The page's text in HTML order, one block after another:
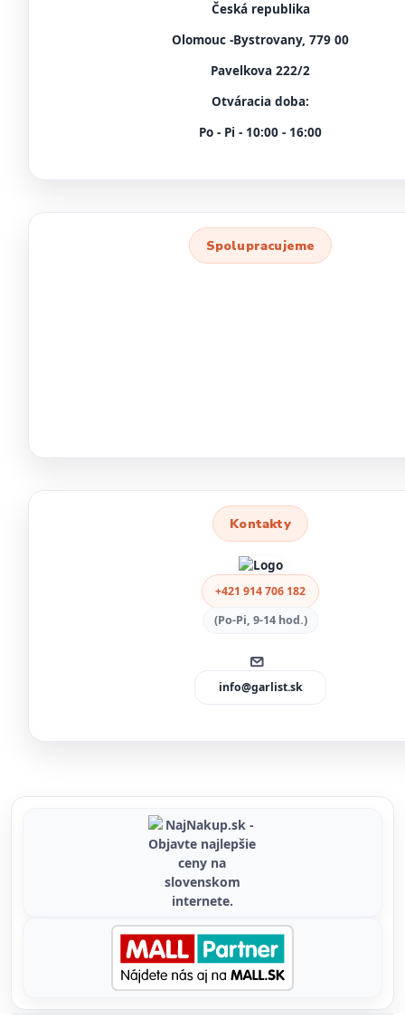
Česká republika
Olomouc -Bystrovany, 779 00
Pavelkova 222/2
Otváracia doba:
Po - Pi - 10:00 - 16:00
Spolupracujeme
Kontakty
+421 914 706 182
(Po-Pi, 9-14 hod.)
info@garlist.sk